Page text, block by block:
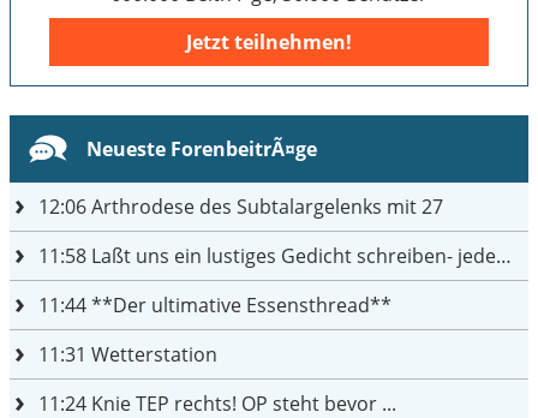
Jetzt teilnehmen!
Neueste ForenbeitrÃ¤ge
12:06Arthrodese des Subtalargelenks mit 27
11:58 Laßt uns ein lustiges Gedicht schreiben- jeder einen Satz
11:44**Der ultimative Essensthread**
11:31 Wetterstation
11:24 Knie TEP rechts! OP steht bevor ...